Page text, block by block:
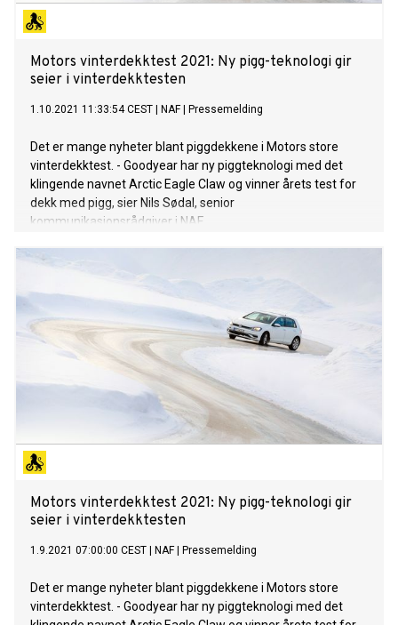
Motors vinterdekktest 2021: Ny pigg-teknologi gir
seier i vinterdekktesten
1.10.2021 11:33:54 CEST NAF| Pressemelding
Det er mange nyheter blant piggdekkene i Motors store
vinterdekktest. - Goodyear har ny piggteknologi med det
klingende navnet Arctic Eagle Claw og vinner årets test for
dekk med pigg, sier Nils Sødal, senior
kommunikasjonsrådgiver i NAF.
Motors vinterdekktest 2021: Ny pigg-teknologi gir
seier i vinterdekktesten
1.9.2021 07:00:00 CEST NAF| Pressemelding
Det er mange nyheter blant piggdekkene i Motors store
vinterdekktest. - Goodyear har ny piggteknologi med det